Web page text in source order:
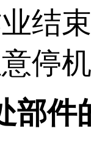
结
停
部件